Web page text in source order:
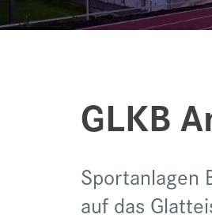
GLKB
Sportanlagen
auf das